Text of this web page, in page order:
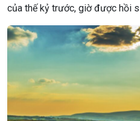
của thế kỷ trước, giờ được hồi